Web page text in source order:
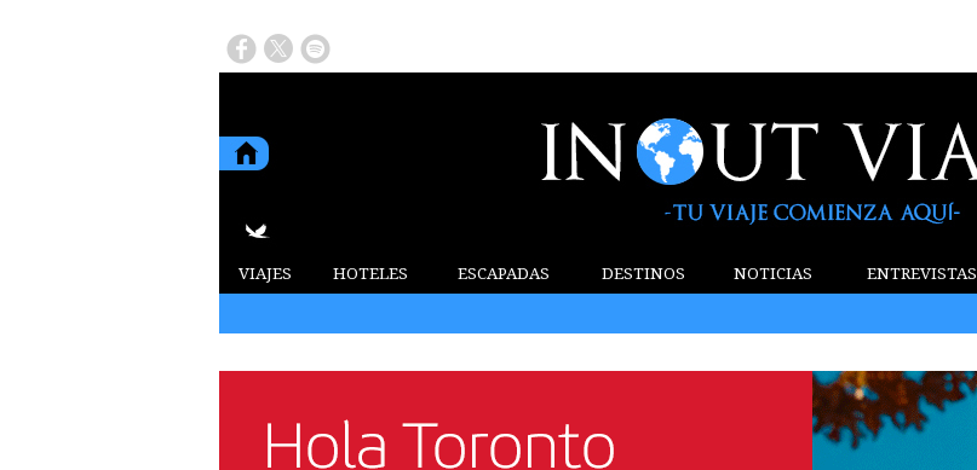
VIAJES HOTELES ESCAPADAS DESTINOS NOTICIAS ENTREVISTAS